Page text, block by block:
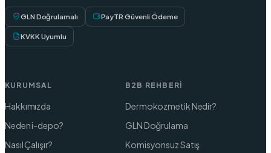
GLN Doğrulamalı PayTR Güvenli Ödeme
KVKK Uyumlu
KURUMSAL
Hakkımızda
Neden i-depo?
Nasıl Çalışır?
B2B REHBERI
Dermokozmetik Nedir?
GLN Doğrulama
Komisyonsuz Satış